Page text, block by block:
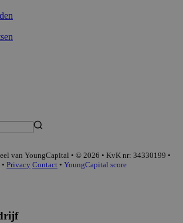
van YoungCapital • © 2026 • KvK nr: 34330199 •
• Privacy Contact • YoungCapital score